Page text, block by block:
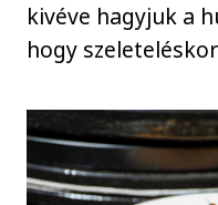
kivéve hagyjuk a
hogy